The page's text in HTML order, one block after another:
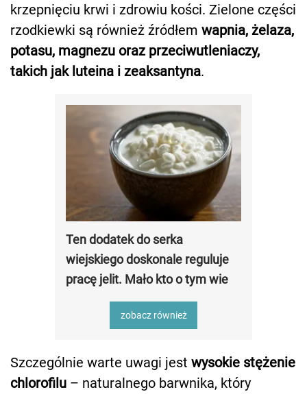
krzepnięciu krwi i zdrowiu kości. Zielone części
rzodkiewki są również źródłem wapnia, żelaza,
potasu, magnezu oraz przeciwutleniaczy,
takich jak luteina i zeaksantyna.
Ten dodatek do serka
wiejskiego doskonale reguluje
pracę jelit. Mało kto o tym wie
zobacz również
Szczególnie warte uwagi jest wysokie stężenie
chlorofilu – naturalnego barwnika, który